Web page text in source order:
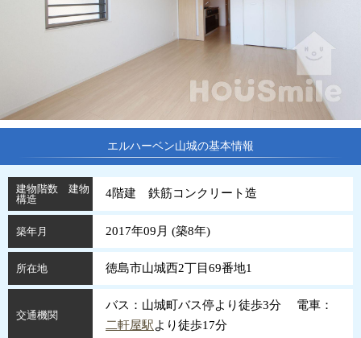
エルハーベン山城の基本情報
建物階数 建物
構造
4階建 鉄筋コンクリート造
築年月 2017年09月 (築8年)
所在地 徳島市山城西2丁目69番地1
交通機関
バス：山城町バス停より徒歩3分 電車：
二軒屋駅より徒歩17分